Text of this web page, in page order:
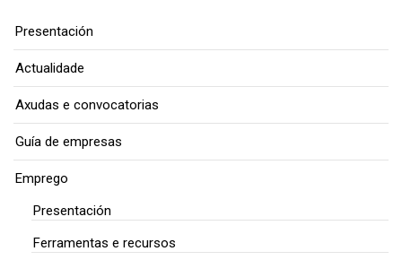
Presentación
Actualidade
Axudas e convocatorias
Guía de empresas
Emprego
Presentación
Ferramentas e recursos